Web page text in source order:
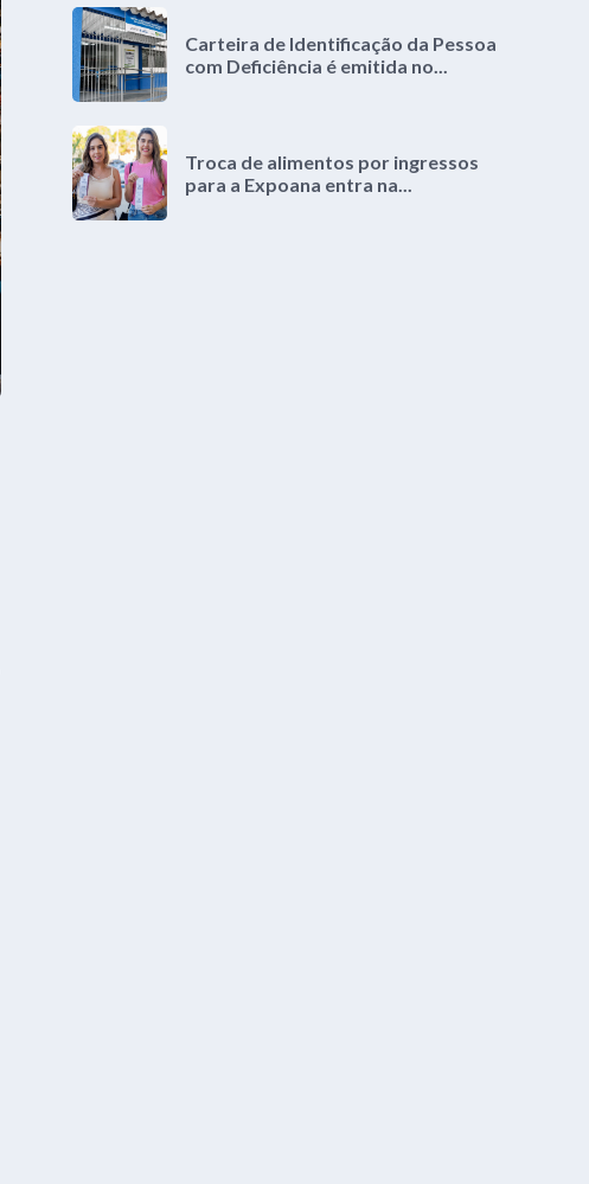
Carteira de Identificação da Pessoa
com Deficiência é emitida no...
Troca de alimentos por ingressos
para a Expoana entra na...